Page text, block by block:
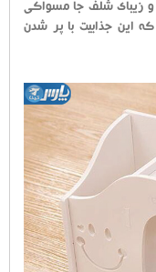
و زیبای شلف جا مسواکی
این جذابیت با پر شدن